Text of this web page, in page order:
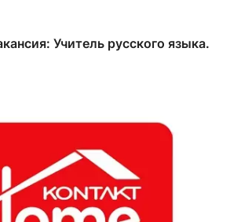
Учитель русского языка.